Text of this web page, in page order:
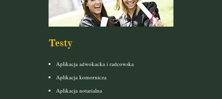
Testy
Aplikacja adwokacka i radcowska
Aplikacja komornicza
Aplikacja notarialna